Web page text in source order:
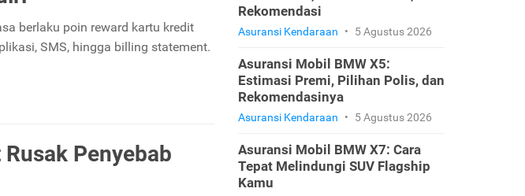
berlaku poin reward kartu kredit
SMS, hingga billing statement.
Penyebab
Rekomendasi
Asuransi Kendaraan • 5 Agustus 2026
Asuransi Mobil BMW X5:
Estimasi Premi, Pilihan Polis, dan
Rekomendasinya
Asuransi Kendaraan • 5 Agustus 2026
Asuransi Mobil BMW X7: Cara
Tepat Melindungi SUV Flagship
Kamu